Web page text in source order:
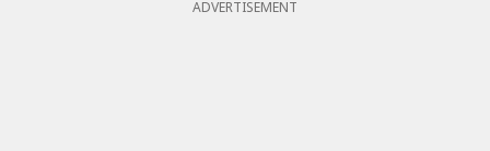
ADVERTISEMENT